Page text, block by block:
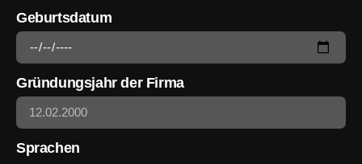
Geburtsdatum
Gründungsjahr der Firma
Sprachen